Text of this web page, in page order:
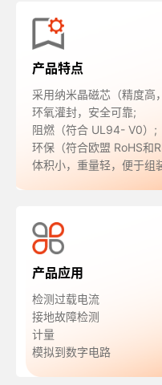
产品特点
采用纳米晶磁芯（精度高
环氧灌封，安全可靠;
阻燃（符合 UL94- V0）;
环保（符合欧盟 RoHS和
体积小，重量轻，便于组
产品应用
检测过载电流
接地故障检测
计量
模拟到数字电路